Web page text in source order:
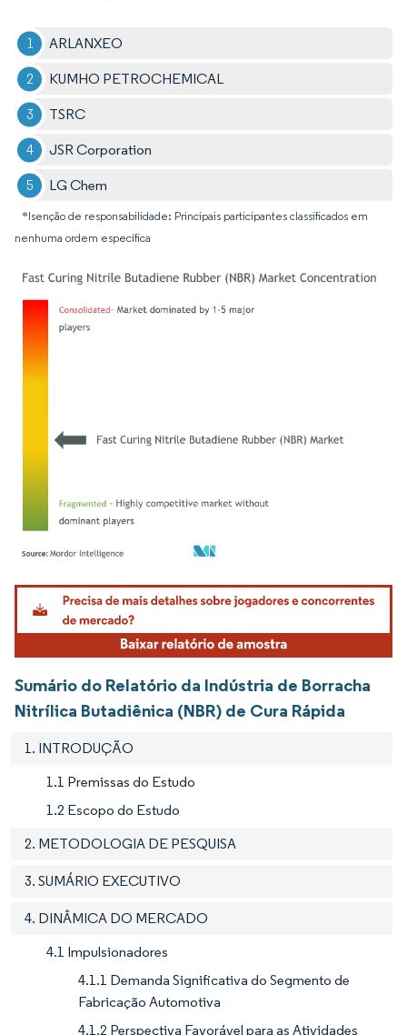
ARLANXEO
KUMHO PETROCHEMICAL
TSRC
JSR Corporation
LG Chem
*Isenção de responsabilidade: Principais participantes classificados em
nenhuma ordem específica
Imagem © Mordor Intelligence. O reuso requer atribuição conforme CC BY 4.0.
Sumário do Relatório da Indústria de Borracha
Nitrílica Butadiênica (NBR) de Cura Rápida
1. INTRODUÇÃO
1.1 Premissas do Estudo
1.2 Escopo do Estudo
2. METODOLOGIA DE PESQUISA
3. SUMÁRIO EXECUTIVO
4. DINÂMICA DO MERCADO
4.1 Impulsionadores
4.1.1 Demanda Significativa do Segmento de
Fabricação Automotiva
4.1.2 Perspectiva Favorável para as Atividades